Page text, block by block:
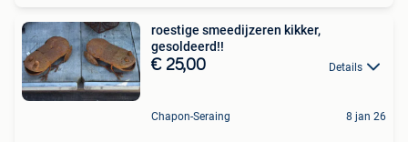
roestige smeedijzeren kikker,
gesoldeerd!!
€ 25,00 Details
Chapon-Seraing 8 jan 26